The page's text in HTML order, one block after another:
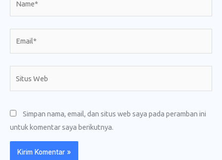
Simpan nama, email, dan situs web saya pada peramban ini
untuk komentar saya berikutnya.